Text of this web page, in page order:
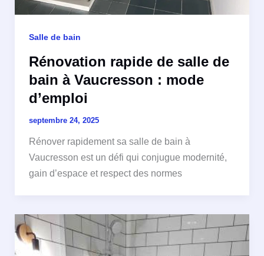
Salle de bain
Rénovation rapide de salle de
bain à Vaucresson : mode
d’emploi
septembre 24, 2025
Rénover rapidement sa salle de bain à
Vaucresson est un défi qui conjugue modernité,
gain d’espace et respect des normes